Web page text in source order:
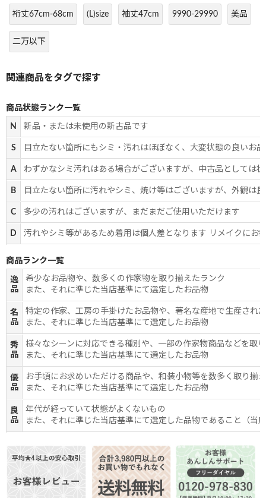
裄丈67cm-68cm (L)size 袖丈47cm 9990-29990 美品
二万以下
商品状態ランク一覧
N 新品・または未使用の新古品です
S 目立たない箇所にもシミ・汚れはほぼなく、大変状態の良いお
A わずかなシミ汚れはある場合がございますが、中古品としては
B 目立たない箇所に汚れやシミ、焼け等はございますが、外観は
C 多少の汚れはございますが、まだまだご使用いただけます
D 汚れやシミ等があるため着用は個人差となります リメイクにお
商品ランク一覧
逸
品
希少なお品物や、数多くの作家物を取り揃えたランク
また、それに準じた当店基準にて選定したお品物
名
品
特定の作家、工房の手掛けたお品物や、著名な産地で生産され
また、それに準じた当店基準にて選定したお品物
秀
品
様々なシーンに対応できる種別や、一部の作家物商品などを取
また、それに準じた当店基準にて選定したお品物
優
品
お手頃にお求めいただける商品や、和装小物等を数多く取り揃
また、それに準じた当店基準にて選定したお品物
良
品
年代が経っていて状態がよくないもの
また、それに準じた当店基準にて選定した品物であること（当